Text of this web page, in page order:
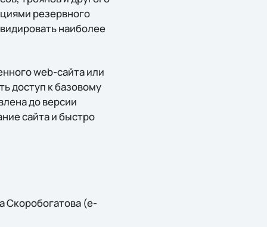
резервного
наиболее
web-сайта или
доступ к базовому
до версии
сайта и быстро
Скоробогатова (e-